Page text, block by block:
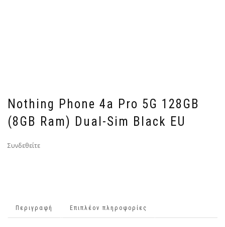
Nothing Phone 4a Pro 5G 128GB
(8GB Ram) Dual-Sim Black EU
Συνδεθείτε
Περιγραφή Επιπλέον πληροφορίες